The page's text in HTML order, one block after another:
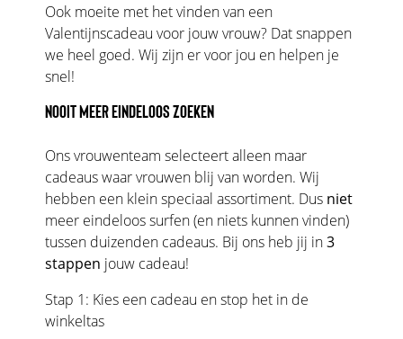
Ook moeite met het vinden van een
Valentijnscadeau voor jouw vrouw? Dat snappen
we heel goed. Wij zijn er voor jou en helpen je
snel!
NOOIT MEER EINDELOOS ZOEKEN
Ons vrouwenteam selecteert alleen maar
cadeaus waar vrouwen blij van worden. Wij
hebben een klein speciaal assortiment. Dus niet
meer eindeloos surfen (en niets kunnen vinden)
tussen duizenden cadeaus. Bij ons heb jij in3
stappen jouw cadeau!
Stap 1: Kies een cadeau en stop het in de
winkeltas